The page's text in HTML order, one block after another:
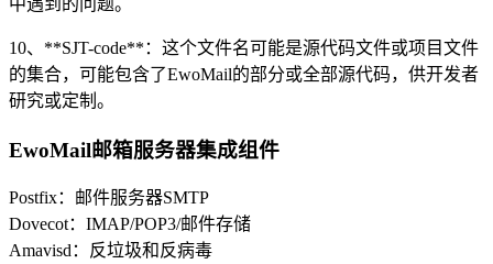
10、**SJT-code**：这个文件名可能是源代码文件或项目文件
的集合，可能包含了EwoMail的部分或全部源代码，供开发者
研究或定制。
EwoMail邮箱服务器集成组件
Postfix：邮件服务器SMTP
Dovecot：IMAP/POP3/邮件存储
Amavisd：反垃圾和反病毒